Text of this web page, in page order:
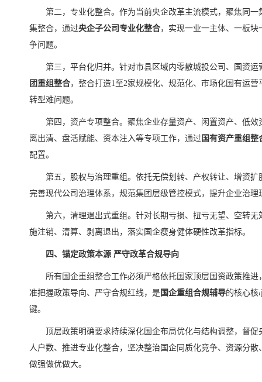
第二，专业化整合。作为当前央企改革主流模式，聚焦同
集整合，通过央企子公司专业化整合，实现一业一主体、一板
争问题。
第三，平台化归并。针对市县区域内零散城投公司、国资
团重组整合，整合打造1至2家规模化、规范化、市场化国有运
转型难问题。
第四，资产专项整合。聚焦企业存量资产、闲置资产、低
离出清、盘活赋能、资本注入等专项工作，通过 国有资产重组整
配置。
第五，股权与治理重组。依托无偿划转、产权转让、增资
完善现代公司治理体系，规范集团层级管控模式，提升企业治理
第六，清理退出式重组。针对长期亏损、扭亏无望、空转
施注销、清算、剥离退出，落实国企瘦身健体硬性改革指标。
四、锚定政策本源 严守改革合规导向
所有国企重组整合工作必须严格依托国家顶层国资政策推
准把握政策导向、严守合规红线，是 国企重组合规辅导的核心核
键。
顶层政策明确要求持续深化国企布局优化与结构调整，督
人户数、推进专业化整合，坚决整治国企同质化竞争、资源分
做强做优做大。